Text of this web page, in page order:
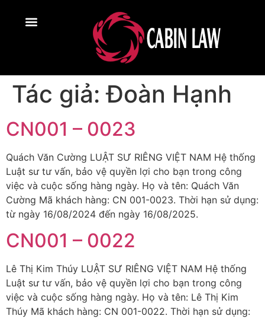
Tác giả:Đoàn Hạnh
CN001 – 0023
Quách Văn Cường LUẬT SƯ RIÊNG VIỆT NAM Hệ thống
Luật sư tư vấn, bảo vệ quyền lợi cho bạn trong công
việc và cuộc sống hàng ngày. Họ và tên: Quách Văn
Cường Mã khách hàng: CN 001-0023. Thời hạn sử dụng:
từ ngày 16/08/2024 đến ngày 16/08/2025.
CN001 – 0022
Lê Thị Kim Thúy LUẬT SƯ RIÊNG VIỆT NAM Hệ thống
Luật sư tư vấn, bảo vệ quyền lợi cho bạn trong công
việc và cuộc sống hàng ngày. Họ và tên: Lê Thị Kim
Thúy Mã khách hàng: CN 001-0022. Thời hạn sử dụng: